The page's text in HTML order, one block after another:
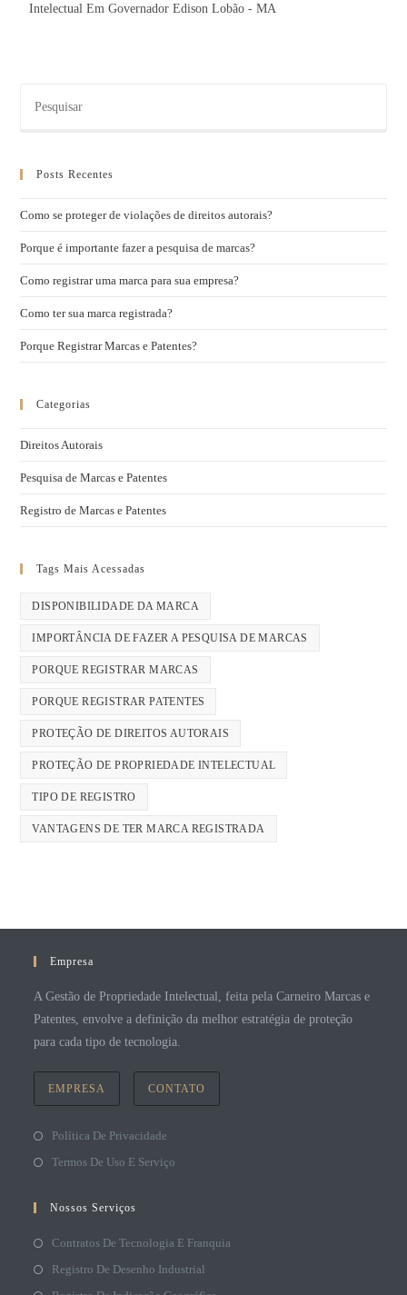
Intelectual Em Governador Edison Lobão - MA
Posts Recentes
Como se proteger de violações de direitos autorais?
Porque é importante fazer a pesquisa de marcas?
Como registrar uma marca para sua empresa?
Como ter sua marca registrada?
Porque Registrar Marcas e Patentes?
Categorias
Direitos Autorais
Pesquisa de Marcas e Patentes
Registro de Marcas e Patentes
Tags Mais Acessadas
DISPONIBILIDADE DA MARCA
IMPORTÂNCIA DE FAZER A PESQUISA DE MARCAS
PORQUE REGISTRAR MARCAS
PORQUE REGISTRAR PATENTES
PROTEÇÃO DE DIREITOS AUTORAIS
PROTEÇÃO DE PROPRIEDADE INTELECTUAL
TIPO DE REGISTRO
VANTAGENS DE TER MARCA REGISTRADA
Empresa
A Gestão de Propriedade Intelectual, feita pela Carneiro Marcas e
Patentes, envolve a definição da melhor estratégia de proteção
para cada tipo de tecnologia.
EMPRESA CONTATO
Política De Privacidade
Termos De Uso E Serviço
Nossos Serviços
Contratos De Tecnologia E Franquia
Registro De Desenho Industrial